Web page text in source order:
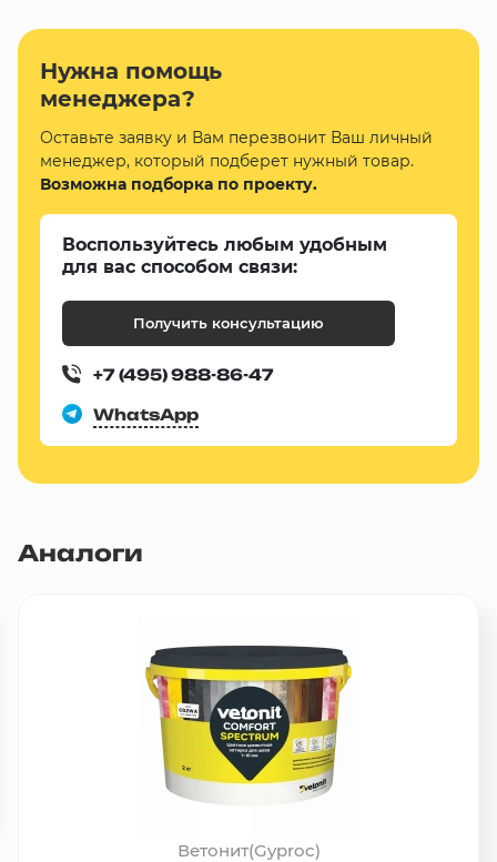
Нужна помощь
менеджера?
Оставьте заявку и Вам перезвонит Ваш личный
менеджер, который подберет нужный товар.
Возможна подборка по проекту.
Воспользуйтесь любым удобным
для вас способом связи:
Получить консультацию
+7 (495) 988-86-47
WhatsApp
Аналоги
Ветонит(Gyproc)